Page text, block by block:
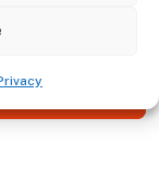
allo Shop